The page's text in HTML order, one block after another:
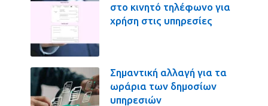
στο κινητό τηλέφωνο για
χρήση στις υπηρεσίες
Σημαντική αλλαγή για τα
ωράρια των δημοσίων
υπηρεσιών